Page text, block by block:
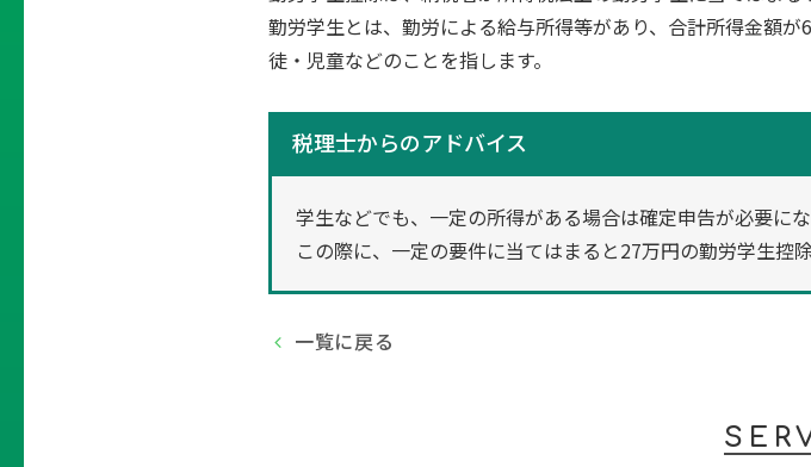
勤労学生とは、勤労による給与所得等があり、合計所得金額
徒・児童などのことを指します。
税理士からのアドバイス
学生などでも、一定の所得がある場合は確定申告が必要にな
この際に、一定の要件に当てはまると27万円の勤労学生控
一覧に戻る